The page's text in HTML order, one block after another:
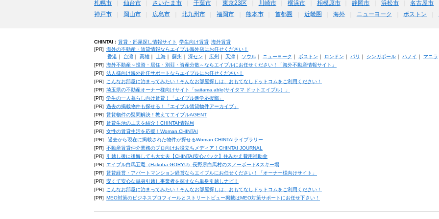
札幌市 仙台市 さいたま市 千葉市 東京23区 川崎市 横浜市 相模原市 静岡市 浜松市 名古屋市
神戸市
岡山市 広島市 北九州市 福岡市 熊本市 首都圏 近畿圏 海外 ニューヨーク ボストン
CHINTAI： 賃貸・部屋探し情報サイト 学生向け賃貸 海外賃貸
[PR] 海外の不動産・賃貸情報ならエイブル海外店にお任せください！
香港｜ 台湾｜ 高雄｜ 上海｜ 蘇州 ｜ 深セン ｜ 広州 ｜ 天津｜ ソウル｜ ニューヨーク ｜ ボストン ｜ ロンドン ｜ パリ ｜ シンガポール｜ ハノイ ｜ マニラ
[PR] 海外不動産～投資・居住・別荘・資産分散～ならエイブルにお任せください！「海外不動産情報サイト」
[PR] 法人様向け海外赴任サポートならエイブルにお任せください！
[PR]
こんなお部屋に泊まってみたい！そんなお部屋探しは、おもてなしドットコムをご利用ください！
[PR] 埼玉県の不動産オーナー様向けサイト「saitama.able(サイタマ ドットエイブル）」
[PR] 学生の一人暮らし向け賃貸！「エイブル進学応援部」
[PR] 過去の掲載物件も探せる！「エイブル賃貸物件アーカイブ」
[PR] 賃貸物件の疑問解決！教えてエイブルAGENT
[PR] 賃貸生活の工夫を紹介！CHINTAI情報局
[PR] 女性の賃貸生活を応援！Woman.CHINTAI
[PR]
過去から現在に掲載された物件が探せるWoman.CHINTAIライブラリー
[PR] 不動産賃貸仲介業務のプロ向けお役立ちメディア！CHINTAI JOURNAL
[PR]
引越し後に後悔しても大丈夫【CHINTAI安心パック】住みかえ費用補助金
[PR]
エイブル白馬五竜（Hakuba GORYU）長野県白馬村のスノーボード&スキー場
[PR] 賃貸経営・アパートマンション経営ならエイブルにお任せください！「オーナー様向けサイト」
[PR] 安くて安心な単身引越し事業者を探すなら単身引越しナビ！
[PR]
こんなお部屋に泊まってみたい！そんなお部屋探しは、おもてなしドットコムをご利用ください！
[PR] MEO対策のビジネスプロフィールとストリートビュー掲載はMEO対策サポートにお任せ下さい！